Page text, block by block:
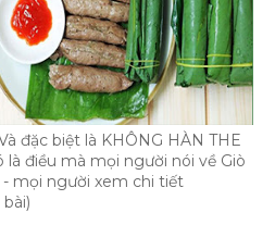
đặc biệt là KHÔNG HÀN THE
là điều mà mọi người nói về Giò
mọi người xem chi tiết